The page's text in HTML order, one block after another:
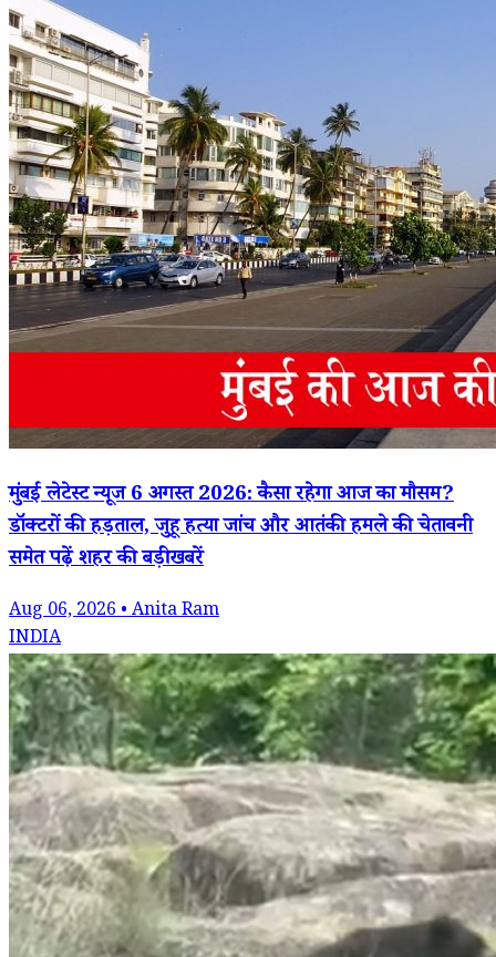
मुंबई लेटेस्ट न्यूज 6 अगस्त 2026: कैसा रहेगा आज का मौसम?
डॉक्टरों की हड़ताल, जुहू हत्या जांच और आतंकी हमले की चेतावनी
समेत पढ़ें शहर की बड़ी खबरें
Aug 06, 2026 • Anita Ram
INDIA